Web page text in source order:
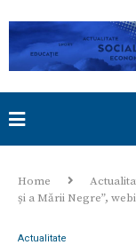
Home
și a Mării Negre”,
Actualitate